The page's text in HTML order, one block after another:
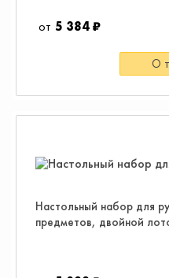
5 384 ₽
О
Настольный набор для
предметов, двойной